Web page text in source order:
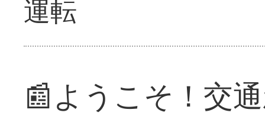
運転
📰ようこそ！交